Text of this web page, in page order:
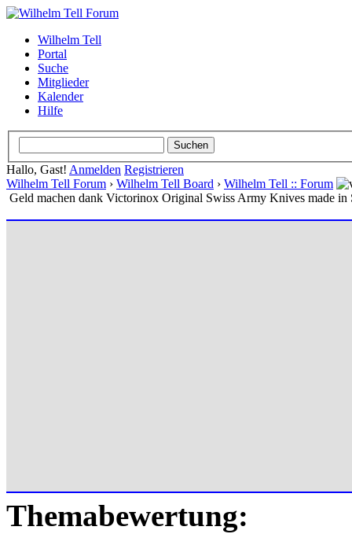
Wilhelm Tell
Portal
Suche
Mitglieder
Kalender
Hilfe
Hallo, Gast! Anmelden Registrieren
Wilhelm Tell Forum › Wilhelm Tell Board › Wilhelm Tell :: Forum
Geld machen dank Victorinox Original Swiss Army Knives made in
Themabewertung: